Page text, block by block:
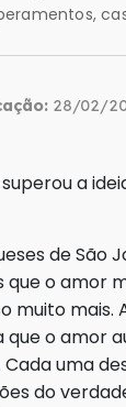
28/02/
a
de São
o amor
muito mais.
que o amor
Cada uma
do